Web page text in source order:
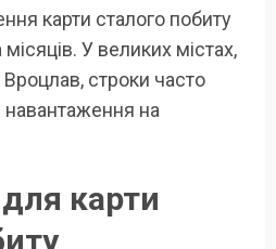
карти сталого побиту
У великих містах,
строки часто
на
карти